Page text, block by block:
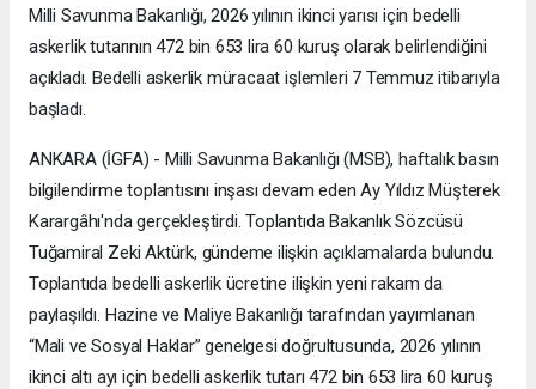
Milli Savunma Bakanlığı, 2026 yılının ikinci yarısı için bedelli
askerlik tutarının 472 bin 653 lira 60 kuruş olarak belirlendiğini
açıkladı. Bedelli askerlik müracaat işlemleri 7 Temmuz itibarıyla
başladı.
ANKARA (İGFA) - Milli Savunma Bakanlığı (MSB), haftalık basın
bilgilendirme toplantısını inşası devam eden Ay Yıldız Müşterek
Karargâhı'nda gerçekleştirdi. Toplantıda Bakanlık Sözcüsü
Tuğamiral Zeki Aktürk, gündeme ilişkin açıklamalarda bulundu.
Toplantıda bedelli askerlik ücretine ilişkin yeni rakam da
paylaşıldı. Hazine ve Maliye Bakanlığı tarafından yayımlanan
“Mali ve Sosyal Haklar” genelgesi doğrultusunda, 2026 yılının
ikinci altı ayı için bedelli askerlik tutarı 472 bin 653 lira 60 kuruş